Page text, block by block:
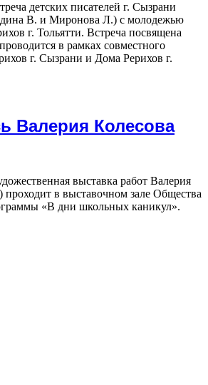
детских писателей г. Сызрани
В. и Миронова Л.) с молодежью
г. Тольятти. Встреча посвящена
в рамках совместного
г. Сызрани и Дома Рерихов г.
Валерия Колесова
выставка работ Валерия
проходит в выставочном зале Общества
«В дни школьных каникул».